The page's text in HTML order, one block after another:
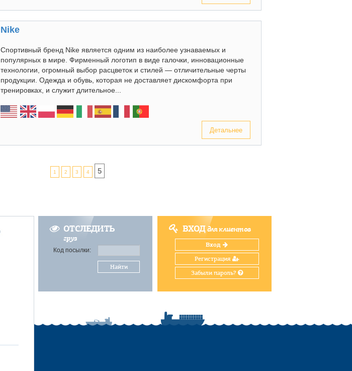
Nike
Спортивный бренд Nike является одним из наиболее узнаваемых и
популярных в мире. Фирменный логотип в виде галочки, инновационные
технологии, огромный выбор расцветок и стилей — отличительные черты
продукции. Одежда и обувь, которая не доставляет дискомфорта при
тренировках, и служит длительное...
Детальнее
1 2 3 4 5
ОТСЛЕДИТЬ
груз
Код посылки:
Найти
ВХОДдля клиентов
Вход
Регистрация
Забыли пароль?